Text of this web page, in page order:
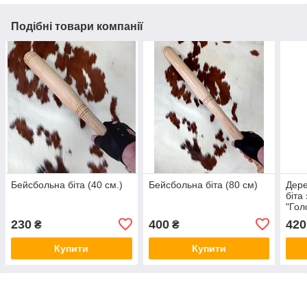
Подібні товари компанії
Бейсбольна біта (40 см.)
230 ₴
Купити
Бейсбольна біта (80 см)
400₴
Купити
420